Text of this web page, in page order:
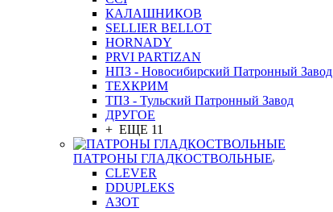
КАЛАШНИКОВ
SELLIER BELLOT
HORNADY
PRVI PARTIZAN
НПЗ - Новосибирский Патронный Завод
ТЕХКРИМ
ТПЗ - Тульский Патронный Завод
ДРУГОЕ
+ ЕЩЕ 11
ПАТРОНЫ ГЛАДКОСТВОЛЬНЫЕ
CLEVER
DDUPLEKS
АЗОТ